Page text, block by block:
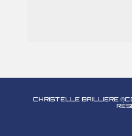
CHRISTELLE BAILLIERE